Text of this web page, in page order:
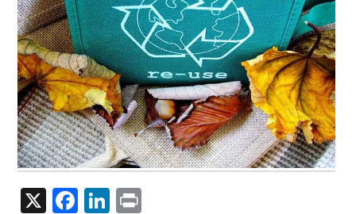
X Facebook
LinkedIn